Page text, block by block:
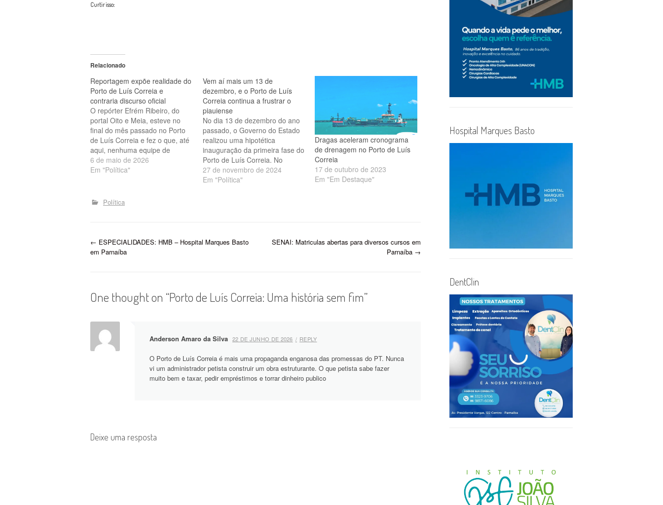
Curtir isso:
Relacionado
Reportagem expõe realidade do
Porto de Luís Correia e
contraria discurso oficial
O repórter Efrém Ribeiro, do
portal Oito e Meia, esteve no
final do mês passado no Porto
de Luís Correia e fez o que, até
aqui, nenhuma equipe de
jornalismo havia conseguido:
entrou na área do porto e
governo do…
6 de maio de 2026
Em "Política"
Vem aí mais um 13 de
dezembro, e o Porto de Luís
Correia continua a frustrar o
piauiense
No dia 13 de dezembro do ano
passado, o Governo do Estado
realizou uma hipotética
inauguração da primeira fase do
Porto de Luís Correia. No
entanto, as fases seguintes não
avançaram no ritmo esperado,
27 de novembro de 2024
Em "Política"
Dragas aceleram cronograma
de drenagem no Porto de Luís
Correia
17 de outubro de 2023
Em "Em Destaque"
Política
P
s
t
a
a
← ESPECIALIDADES: HMB – Hospital Marques Basto
em Parnaíba
SENAI: Matriculas abertas para diversos cursos em
Parnaíba →
One thought on “Porto de Luís Correia: Uma história sem fim”
Anderson Amaro da Silva 22 DE JUNHO DE 2026 REPLY
O Porto de Luís Correia é mais uma propaganda enganosa das promessas do PT. Nunca
vi um administrador petista construir um obra estruturante. O que petista sabe fazer
muito bem e taxar, pedir empréstimos e torrar dinheiro publico
Deixe uma resposta
Hospital Marques Basto
DentClin